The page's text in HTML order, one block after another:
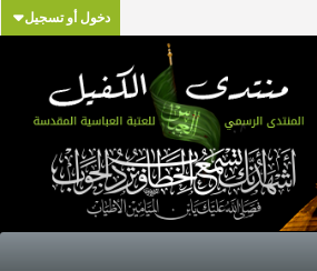
دخول أو تسجيل